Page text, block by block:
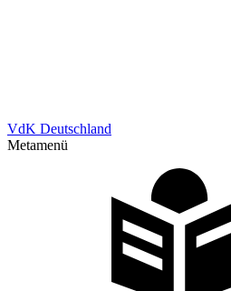
VdK Deutschland
Metamenü